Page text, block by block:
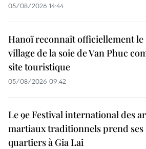
05/08/2026 14:44
Hanoï reconnaît officiellement le
village de la soie de Van Phuc
site touristique
05/08/2026 09:42
Le 9e Festival international des
martiaux traditionnels prend ses
quartiers à Gia Lai